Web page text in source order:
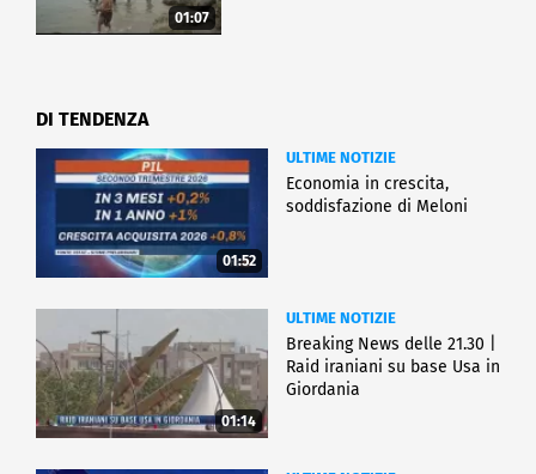
01:07
DI TENDENZA
01:52
ULTIME NOTIZIE
Economia in crescita,
soddisfazione di Meloni
01:14
ULTIME NOTIZIE
Breaking News delle 21.30 |
Raid iraniani su base Usa in
Giordania